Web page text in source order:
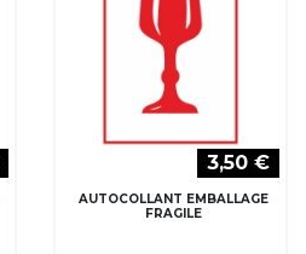
3,50 €
AUTOCOLLANT EMBALLAGE
FRAGILE